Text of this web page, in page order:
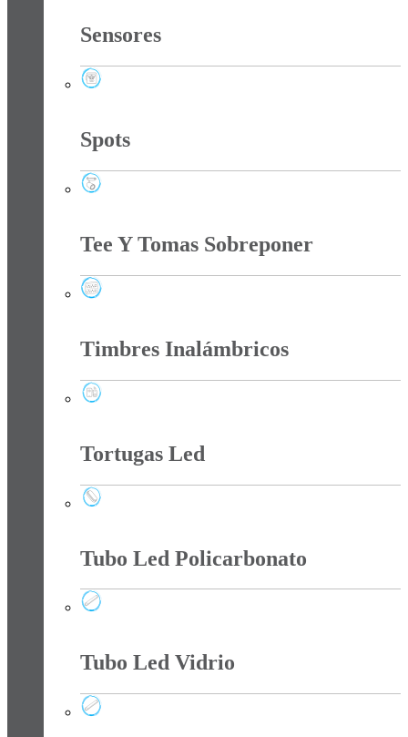
Sensores
Spots
Tee Y Tomas Sobreponer
Timbres Inalámbricos
Tortugas Led
Tubo Led Policarbonato
Tubo Led Vidrio